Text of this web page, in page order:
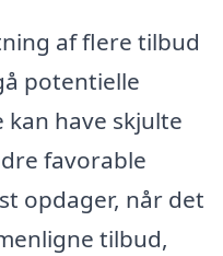
af flere tilbud
potentielle
have skjulte
favorable
opdager, når det
tilbud,